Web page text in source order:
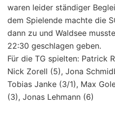
waren leider ständiger
dem Spielende machte die
dann zu und Waldsee
22:30 geschlagen geben.
Für die TG spielten: Patrick
Nick Zorell (5), Jona
Tobias Janke (3/1), Max
(3), Jonas Lehmann (6)